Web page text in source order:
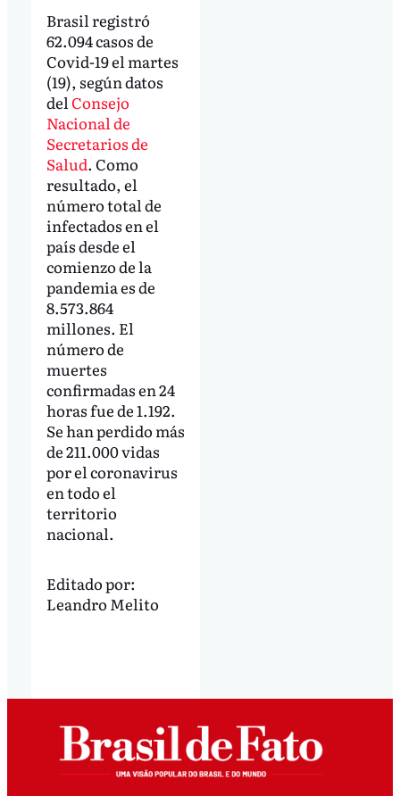
Brasil registró
62.094 casos de
Covid-19 el martes
(19), según datos
del Consejo
Nacional de
Secretarios de
Salud. Como
resultado, el
número total de
infectados en el
país desde el
comienzo de la
pandemia es de
8.573.864
millones. El
número de
muertes
confirmadas en 24
horas fue de 1.192.
Se han perdido más
de 211.000 vidas
por el coronavirus
en todo el
territorio
nacional.
Editado por:
Leandro Melito